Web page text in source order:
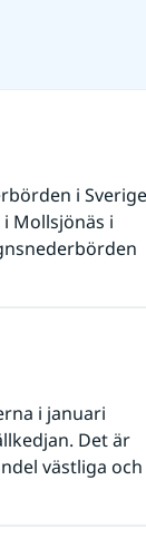
i Sverige
Mollsjönäs i
i januari
Det är
västliga och